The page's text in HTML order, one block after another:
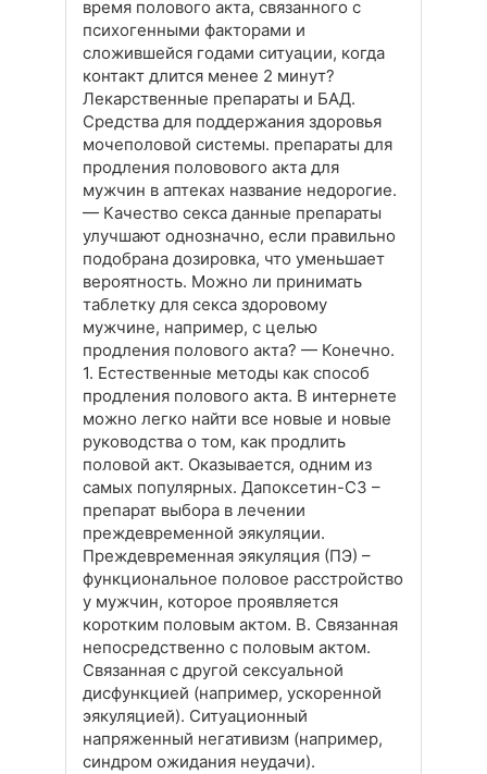
время полового акта, связанного с
психогенными факторами и
сложившейся годами ситуации, когда
контакт длится менее 2 минут?
Лекарственные препараты и БАД.
Средства для поддержания здоровья
мочеполовой системы. препараты для
продления половового акта для
мужчин в аптеках название недорогие.
— Качество секса данные препараты
улучшают однозначно, если правильно
подобрана дозировка, что уменьшает
вероятность. Можно ли принимать
таблетку для секса здоровому
мужчине, например, с целью
продления полового акта? — Конечно.
1. Естественные методы как способ
продления полового акта. В интернете
можно легко найти все новые и новые
руководства о том, как продлить
половой акт. Оказывается, одним из
самых популярных. Дапоксетин-СЗ –
препарат выбора в лечении
преждевременной эякуляции.
Преждевременная эякуляция (ПЭ) –
функциональное половое расстройство
у мужчин, которое проявляется
коротким половым актом. B. Связанная
непосредственно с половым актом.
Связанная с другой сексуальной
дисфункцией (например, ускоренной
эякуляцией). Ситуационный
напряженный негативизм (например,
синдром ожидания неудачи).